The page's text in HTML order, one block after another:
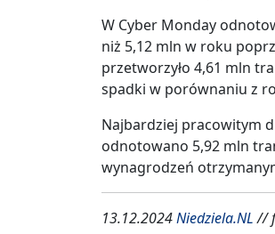
W Cyber Monday
niż 5,12 mln w roku
przetworzyło 4,61 mln
spadki w porównaniu z
Najbardziej pracowitym
odnotowano 5,92 mln
wynagrodzeń
13.12.2024Niedziela.NL//